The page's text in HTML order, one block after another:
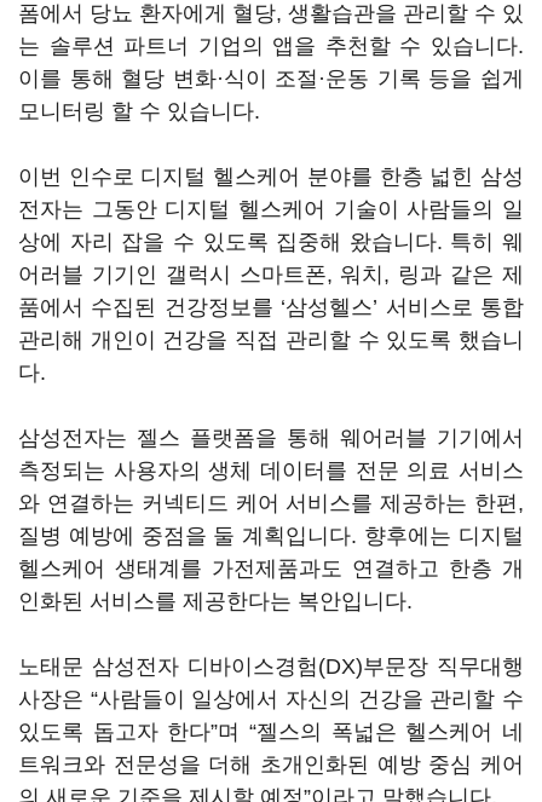
폼에서 당뇨 환자에게 혈당, 생활습관을 관리할 수 있
는 솔루션 파트너 기업의 앱을 추천할 수 있습니다.
이를 통해 혈당 변화·식이 조절·운동 기록 등을 쉽게
모니터링 할 수 있습니다.
이번 인수로 디지털 헬스케어 분야를 한층 넓힌 삼성
전자는 그동안 디지털 헬스케어 기술이 사람들의 일
상에 자리 잡을 수 있도록 집중해 왔습니다. 특히 웨
어러블 기기인 갤럭시 스마트폰, 워치, 링과 같은 제
품에서 수집된 건강정보를 ‘삼성헬스’ 서비스로 통합
관리해 개인이 건강을 직접 관리할 수 있도록 했습니
다.
삼성전자는 젤스 플랫폼을 통해 웨어러블 기기에서
측정되는 사용자의 생체 데이터를 전문 의료 서비스
와 연결하는 커넥티드 케어 서비스를 제공하는 한편,
질병 예방에 중점을 둘 계획입니다. 향후에는 디지털
헬스케어 생태계를 가전제품과도 연결하고 한층 개
인화된 서비스를 제공한다는 복안입니다.
노태문 삼성전자 디바이스경험(DX)부문장 직무대행
사장은 “사람들이 일상에서 자신의 건강을 관리할 수
있도록 돕고자 한다”며 “젤스의 폭넓은 헬스케어 네
트워크와 전문성을 더해 초개인화된 예방 중심 케어
의 새로운 기준을 제시할 예정”이라고 말했습니다.